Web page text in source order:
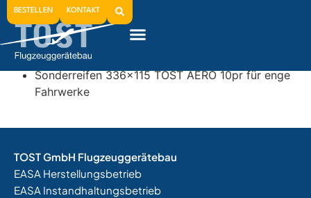
BESTELLEN KONTAKT
2012
Mini 180 Scheibenbremsrad
Sonderreifen 336×115 TOST AERO 10pr für enge
Fahrwerke
TOST GmbH Flugzeuggerätebau
EASA Herstellungsbetrieb
EASA Instandhaltungsbetrieb